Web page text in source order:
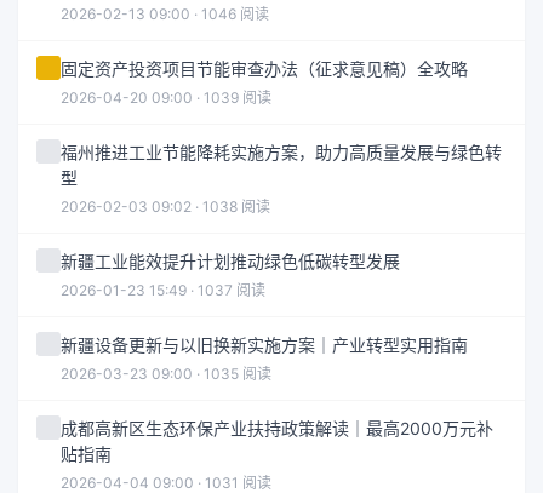
2026-02-13 09:00 · 1046 阅读
固定资产投资项目节能审查办法（征求意见稿）全攻略
2026-04-20 09:00 · 1039 阅读
福州推进工业节能降耗实施方案，助力高质量发展与绿色转
型
2026-02-03 09:02 · 1038 阅读
新疆工业能效提升计划推动绿色低碳转型发展
2026-01-23 15:49 · 1037 阅读
新疆设备更新与以旧换新实施方案｜产业转型实用指南
2026-03-23 09:00 · 1035 阅读
成都高新区生态环保产业扶持政策解读｜最高2000万元补
贴指南
2026-04-04 09:00 · 1031 阅读